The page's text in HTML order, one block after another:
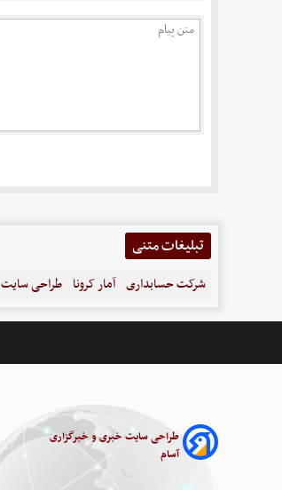
تبلیغات متنی
شرکت حسابداری آمار کرونا طراحی سایت
طراحی سایت خبری و خبرگزاری
آسام